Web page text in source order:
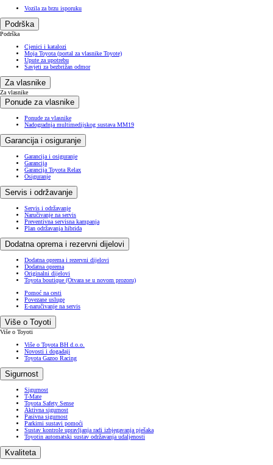
Vozila za brzu isporuku
Podrška
Podrška
Cjenici i katalozi
Moja Toyota (portal za vlasnike Toyote)
Upute za upotrebu
Savjeti za bezbrižan odmor
Za vlasnike
Za vlasnike
Ponude za vlasnike
Ponude za vlasnike
Nadogradnja multimedijskog sustava MM19
Garancija i osiguranje
Garancija i osiguranje
Garancija
Garancija Toyota Relax
Osiguranje
Servis i održavanje
Servis i održavanje
Naručivanje na servis
Preventivna servisna kampanja
Plan održavanja hibrida
Dodatna oprema i rezervni dijelovi
Dodatna oprema i rezervni dijelovi
Dodatna oprema
Originalni dijelovi
Toyota boutique (Otvara se u novom prozoru)
Pomoć na cesti
Povezane usluge
E-naručivanje na servis
Više o Toyoti
Više o Toyoti
Više o Toyota BH d.o.o.
Novosti i događaji
Toyota Gazoo Racing
Sigurnost
Sigurnost
T-Mate
Toyota Safety Sense
Aktivna sigurnost
Pasivna sigurnost
Parkirni sustavi pomoći
Sustav kontrole upravljanja radi izbjegavanja pješaka
Toyotin automatski sustav održavanja udaljenosti
Kvaliteta